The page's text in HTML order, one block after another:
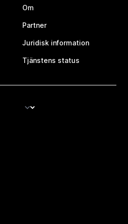
Om
Partner
Juridisk information
Tjänstens status